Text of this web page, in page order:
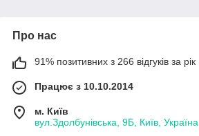
Про нас
91% позитивних з 266 відгуків за рік
Працює з 10.10.2014
м. Київ
вул.Здолбунівська, 9Б, Київ, Україна